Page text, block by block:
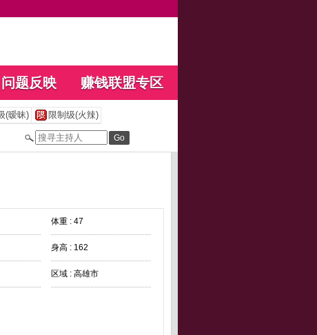
问题反映 赚钱联盟专区
(暧昧) 限制级(火辣)
体重 : 47
身高 : 162
区域 : 高雄市